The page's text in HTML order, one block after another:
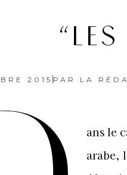
2015 PAR LA
ans le
arabe,